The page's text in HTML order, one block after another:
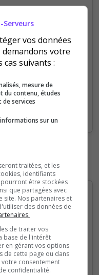
04/08 05/08 06/08
Serveurs
vos données
votre
suivants :
mesure de
du contenu, études
de services
sur un
traitées, et les
identifiants
être stockées
que partagées avec
site. Nos partenaires et
des données de
de traiter vos
base de l'intérêt
en gérant vos options
de cette page ou dans
consentement
confidentialité.